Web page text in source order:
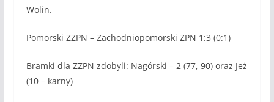
Wolin.
Pomorski ZZPN – Zachodniopomorski ZPN 1:3 (0:1)
Bramki dla ZZPN zdobyli: Nagórski – 2 (77, 90) oraz Jeż
(10 – karny)